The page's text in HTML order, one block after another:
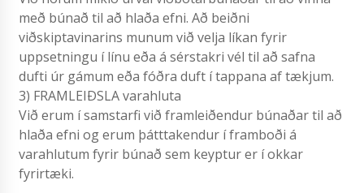
með búnað til að hlaða efni. Að beiðni
viðskiptavinarins munum við velja líkan fyrir
uppsetningu í línu eða á sérstakri vél til að safna
dufti úr gámum eða fóðra duft í tappana af tækjum.
3) FRAMLEIÐSLA varahluta
Við erum í samstarfi við framleiðendur búnaðar til að
hlaða efni og erum þátttakendur í framboði á
varahlutum fyrir búnað sem keyptur er í okkar
fyrirtæki.